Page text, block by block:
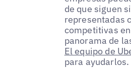
de que siguen
representadas
competitivas
panorama de
El equipo de
para ayudarlos.